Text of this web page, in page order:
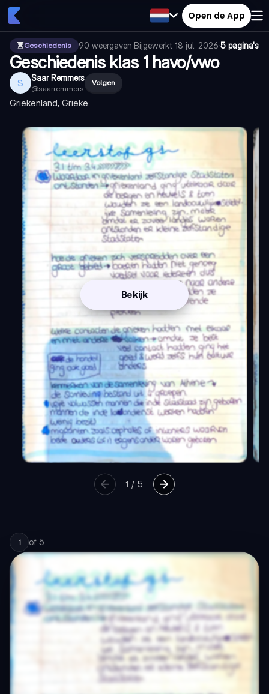
Open de App
Geschiedenis 90 weergaven·Bijgewerkt 18 jul. 2026·5 pagina's
Geschiedenis klas 1 havo/vwo
S Saar Remmers
@saarremmers
Volgen
Griekenland, Grieke
Bekijk
1 /5
1 of 5